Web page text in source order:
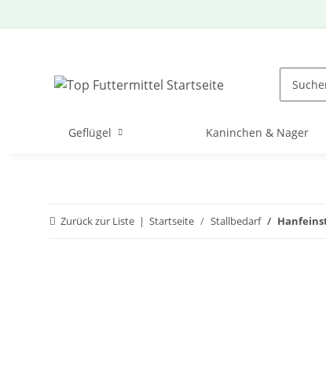
Geflügel Kaninchen & Nager
Zurück zur Liste Startseite Stallbedarf